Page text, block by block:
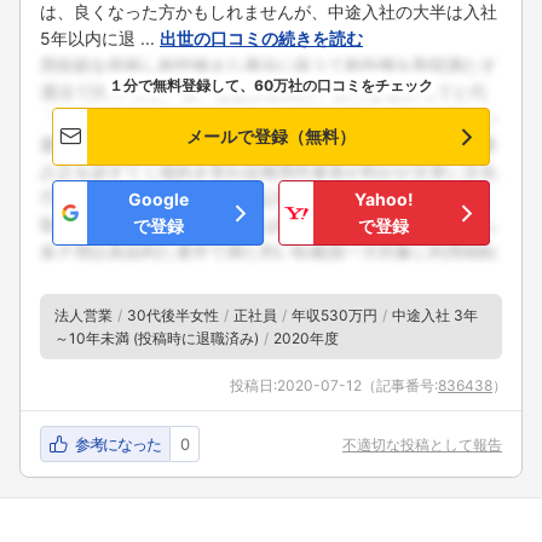
は、良くなった方かもしれませんが、中途入社の大半は入社
5年以内に退 ... 出世の口コミの続きを読む
１分で無料登録して、60万社の口コミをチェック
メールで登録（無料）
Google
で登録
Yahoo!
で登録
法人営業 30代後半女性 正社員 年収530万円
中途入社 3年
～10年未満 (投稿時に退職済み)
2020年度
投稿日:2020-07-12 （記事番号:836438）
参考になった 0 不適切な投稿として報告